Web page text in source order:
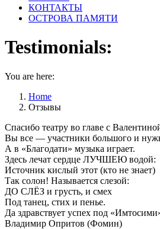
КОНТАКТЫ
ОСТРОВА ПАМЯТИ
Testimonials:
You are here:
Home
Отзывы
Спасибо театру во главе с
Вы все — участники большого и
А в «Благодати» музыка играет.
Здесь лечат сердце ЛУЧШЕЮ водой:
Источник кислый этот (кто не знает)
Так солон! Называется слезой:
ДО СЛЁЗ и грусть, и смех
Под танец, стих и пенье.
Да здравствует успех под
Владимир Опритов (Фомин)